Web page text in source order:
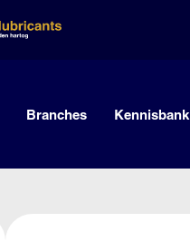
Branches Kennisbank